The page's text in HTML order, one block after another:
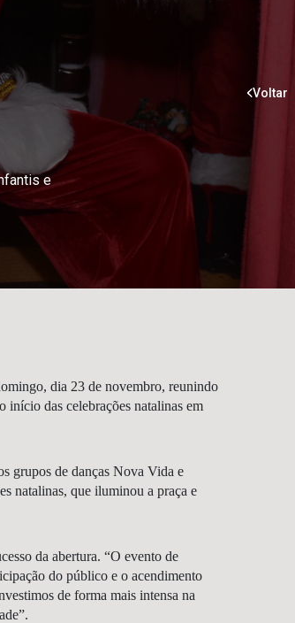
e
Voltar
dia 23 de novembro, reunindo
das celebrações natalinas em
grupos de danças Nova Vida e
natalinas, que iluminou a praça e
da abertura. “O evento de
do público e o acendimento
de forma mais intensa na